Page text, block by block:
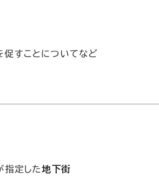
促すことについてなど
指定した地下街